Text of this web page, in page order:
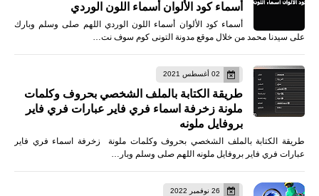
أسماء كود الألوان أسماء اللون الوردي
أسماء كود الألوان أسماء اللون الوردي اللهم صلى وسلم وبارك
على سيدنا محمد من خلال موقع مدونة التونى كوم سوف نت…
02 أغسطس 2021
طريقة الكتابة بالملف الشخصي بحروف وكلمات
ملونة زخرفة اسماء فري فاير عبارات فري فاير
بروفايل ملونه
طريقة الكتابة بالملف الشخصي بحروف وكلمات ملونة زخرفة اسماء فري فاير
عبارات فري فاير بروفايل ملونه اللهم صلى وسلم وبار…
26 نوفمبر 2022